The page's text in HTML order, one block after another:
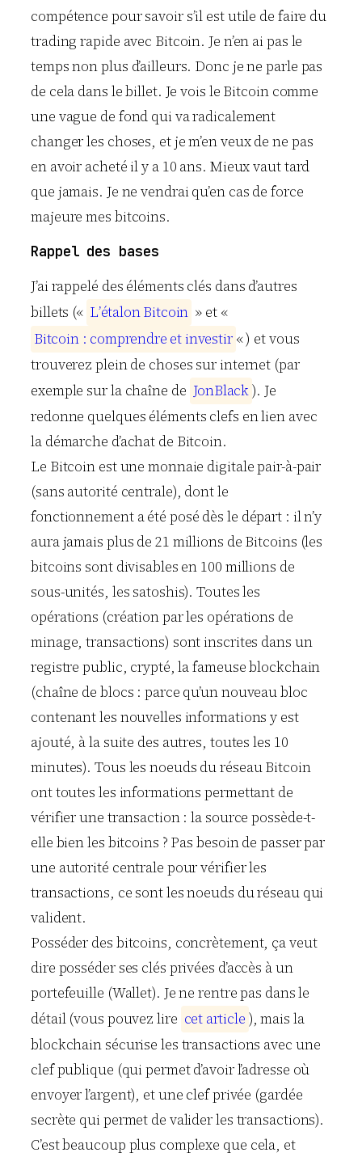
compétence pour savoir s’il est utile de faire du
trading rapide avec Bitcoin. Je n’en ai pas le
temps non plus d’ailleurs. Donc je ne parle pas
de cela dans le billet. Je vois le Bitcoin comme
une vague de fond qui va radicalement
changer les choses, et je m’en veux de ne pas
en avoir acheté il y a 10 ans. Mieux vaut tard
que jamais. Je ne vendrai qu’en cas de force
majeure mes bitcoins.
Rappel des bases
J’ai rappelé des éléments clés dans d’autres
billets (« L’étalonBitcoin » et «
Bitcoin : comprendre et investir « ) et vous
trouverez plein de choses sur internet (par
exemple sur la chaîne de JonBlack). Je
redonne quelques éléments clefs en lien avec
la démarche d’achat de Bitcoin.
Le Bitcoin est une monnaie digitale pair-à-pair
(sans autorité centrale), dont le
fonctionnement a été posé dès le départ : il n’y
aura jamais plus de 21 millions de Bitcoins (les
bitcoins sont divisables en 100 millions de
sous-unités, les satoshis). Toutes les
opérations (création par les opérations de
minage, transactions) sont inscrites dans un
registre public, crypté, la fameuse blockchain
(chaîne de blocs : parce qu’un nouveau bloc
contenant les nouvelles informations y est
ajouté, à la suite des autres, toutes les 10
minutes). Tous les noeuds du réseau Bitcoin
ont toutes les informations permettant de
vérifier une transaction : la source possède-t-
elle bien les bitcoins ? Pas besoin de passer par
une autorité centrale pour vérifier les
transactions, ce sont les noeuds du réseau qui
valident.
Posséder des bitcoins, concrètement, ça veut
dire posséder ses clés privées d’accès à un
portefeuille (Wallet). Je ne rentre pas dans le
détail (vous pouvez lire cet article ), mais la
blockchain sécurise les transactions avec une
clef publique (qui permet d’avoir l’adresse où
envoyer l’argent), et une clef privée (gardée
secrète qui permet de valider les transactions).
C’est beaucoup plus complexe que cela, et